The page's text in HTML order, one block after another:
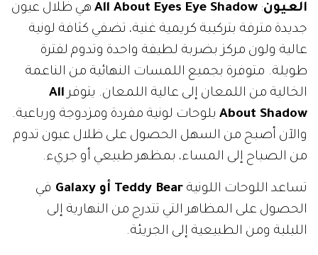
العيون:
All About Eyes Eye Shadow هي ظلال عيون
جديدة مترفة بتركيبة كريمية غنية، تضفي كثافة لونية
عالية ولون مركز بضربة لطيفة واحدة وتدوم لفترة
طويلة. متوفرة بجميع اللمسات النهائية من الناعمة
الخالية من اللمعان إلى عالية اللمعان. يتوفر All
About Shadow بلوحات لونية مفردة ومزدوجة ورباعية.
والآن أصبح من السهل الحصول على ظلال عيون تدوم
من الصباح إلى المساء، بمظهر طبيعي أو جريء.
تساعد اللوحات اللونية Teddy Bear أو Galaxy في
الحصول على المظاهر التي تتدرج من النهارية إلى
الليلية ومن الطبيعية إلى الجريئة.